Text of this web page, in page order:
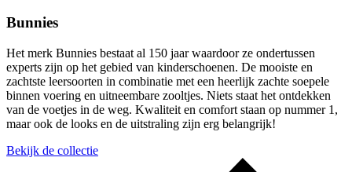
Bunnies
Het merk Bunnies bestaat al 150 jaar waardoor ze ondertussen
experts zijn op het gebied van kinderschoenen. De mooiste en
zachtste leersoorten in combinatie met een heerlijk zachte soepele
binnen voering en uitneembare zooltjes. Niets staat het ontdekken
van de voetjes in de weg. Kwaliteit en comfort staan op nummer 1,
maar ook de looks en de uitstraling zijn erg belangrijk!
Bekijk de collectie